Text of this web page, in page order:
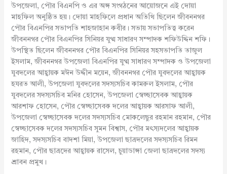
উপজেলা, পৌর বিএনপি ও এর অঙ্গ সংগঠনের আয়োজনে এই দোয়া
মাহফিল অনুষ্ঠিত হয়। দোয়া মাহফিলে প্রধান অতিথি ছিলেন জীবননগর
পৌর বিএনপির সভাপতি শাহজাহান কবীর। সভায় সভাপতিত্ব করেন
জীবননগর পৌর বিএনপির সিনিয়র যুগ্ম সাধারণ সম্পাদক শফিউদ্দিন শফি।
উপস্থিত ছিলেন জীবননগর পৌর বিএনপির সিনিয়র সহসভাপতি তাজুল
ইসলাম, জীবননগর উপজেলা বিএনপির যুগ্ম সাধারণ সম্পাদক ও উপজেলা
যুবদলের আহ্বায়ক মঈন উদ্দীন ময়েন, জীবননগর পৌর যুবদলের আহ্বায়ক
হযরত আলী, উপজেলা যুবদলের সদস্যসচিব কামরুল ইসলাম, পৌর
যুবদলের সদস্যসচিব মনির হোসেন, উপজেলা স্বেচ্ছাসেবক আহ্বায়ক
আরশাফ হোসেন, পৌর স্বেচ্ছাসেবক দলের আহ্বায়ক আরসাফ আলী,
উপজেলা স্বেচ্ছাসেবক দলের সদস্যসচিব মোকলেছুর রহমান রহমান, পৌর
স্বেচ্ছাসেবক দলের সদস্যসচিব সুমন বিশ্বাস, পৌর মৎস্যদলের আহ্বায়ক
জাহিদ, সদস্যসচিব বাদশা মিয়া, উপজেলা ছাত্রদলের সদস্যসচিব রিমন
রহমান, পৌর ছাত্রদের আহ্বায়ক রাসেল, চুয়াডাঙ্গা জেলা ছাত্রদলের সদস্য
শ্রাবন প্রমুখ।